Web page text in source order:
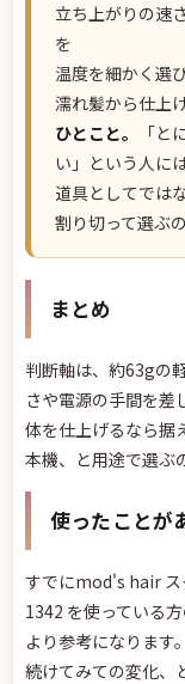
立ち上がりの速
を
温度を細かく選
濡れ髪から仕上
ひとこと。
「
い」という人に
道具としてでは
割り切って選ぶ
まとめ
判断軸は、約63gの
さや電源の手間を差
体を仕上げるなら据
本機、と用途で選ぶ
使ったことが
すでにmod's hair ス
1342 を使っている
より参考になります
続けてみての変化、